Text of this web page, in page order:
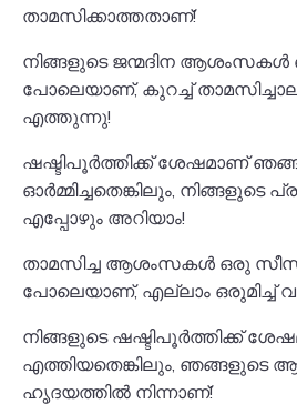
താമസിക്കാത്തതാണ്!
നിങ്ങളുടെ ജന്മദിന
പോലെയാണ്, കുറച്ച്
എത്തുന്നു!
ഷഷ്ടിപൂർത്തിക്ക് ശേഷമാണ്
ഓർമ്മിച്ചതെങ്കിലും, നിങ്ങളുടെ
എപ്പോഴും അറിയാം!
താമസിച്ച ആശംസകൾ ഒരു
പോലെയാണ്, എല്ലാം ഒരുമിച്ച്
നിങ്ങളുടെ ഷഷ്ടിപൂർത്തിക്ക്
എത്തിയതെങ്കിലും, ഞങ്ങളുടെ
ഹൃദയത്തിൽ നിന്നാണ്!